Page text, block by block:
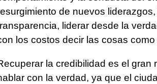
de nuevos
liderar desde la
los costos decir las cosas como
la credibilidad es el gran
con la verdad, ya que el